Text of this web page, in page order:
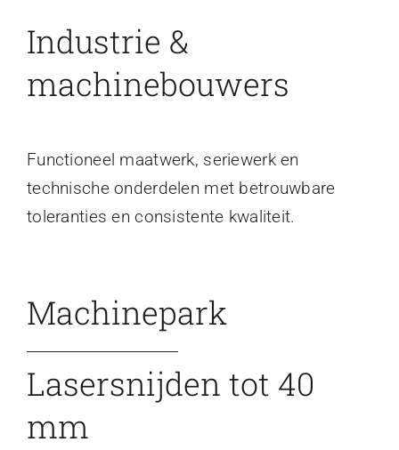
Industrie &
machinebouwers
Functioneel maatwerk, seriewerk en
technische onderdelen met betrouwbare
toleranties en consistente kwaliteit.
Machinepark
Lasersnijden tot 40
mm